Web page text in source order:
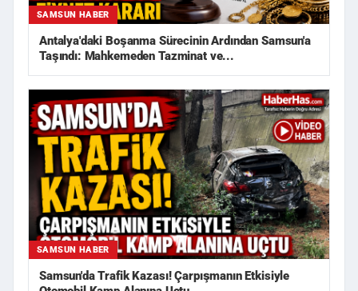
SAMSUN HABER
Antalya'daki Boşanma Sürecinin Ardından Samsun'a
Taşındı: Mahkemeden Tazminat ve...
SAMSUN HABER
Samsun'da Trafik Kazası! Çarpışmanın Etkisiyle